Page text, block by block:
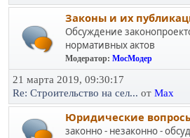
Законы и их
Обсуждение
нормативных актов
Модератор: МосМодер
21 марта 2019, 09:30:17
Re: Строительство на сел... от Max
Юридичеcкие
законно - незаконно -